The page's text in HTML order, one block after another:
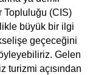
Topluluğu (CIS)
büyük bir ilgi
geçeceğini
Gelen
turizmi açısından